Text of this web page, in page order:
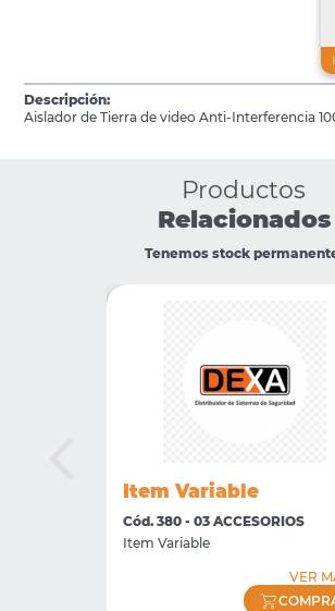
Descripción:
Aislador de Tierra de video Anti-Interferencia
Productos
Relacionados
Tenemos stock
Item Variable
Cód. 380 - 03 ACCESORIOS
Item Variable
VER